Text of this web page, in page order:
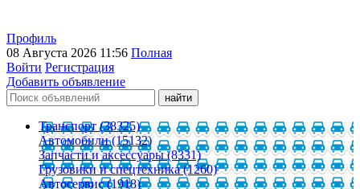
Профиль
08 Августа 2026 11:56 Полная
Войти Регистрация
Добавить объявление
Транспорт (38325)
Автомобили (15132)
Запчасти и аксессуары (8331)
Грузовики и спецтехника (1260)
Автосервис (1918)